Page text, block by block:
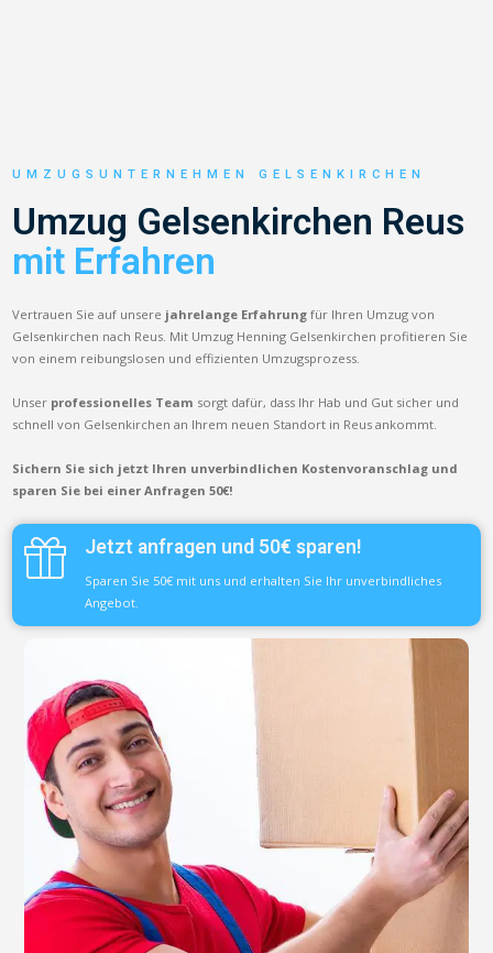
UMZUGSUNTERNEHMEN GELSENKIRCHEN
Umzug Gelsenkirchen Reus
mit Erfahren
Vertrauen Sie auf unsere jahrelange Erfahrung für Ihren Umzug von
Gelsenkirchen nach Reus. Mit Umzug Henning Gelsenkirchen profitieren Sie
von einem reibungslosen und effizienten Umzugsprozess.
Unser professionelles Team sorgt dafür, dass Ihr Hab und Gut sicher und
schnell von Gelsenkirchen an Ihrem neuen Standort in Reus ankommt.
Sichern Sie sich jetzt Ihren unverbindlichen Kostenvoranschlag und
sparen Sie bei einer Anfragen 50€!
Jetzt anfragen und 50€ sparen!
Sparen Sie 50€ mit uns und erhalten Sie Ihr unverbindliches
Angebot.